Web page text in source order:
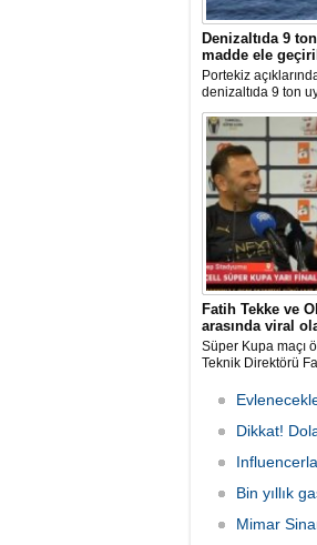
Denizaltıda 9
madde ele
Portekiz
denizaltıda 9 ton
geçirilirken, ülke
uyuşturucu
olarak kayda
gözaltına alındı.
Fatih Tekke ve
arasında viral
Süper Kupa maçı
Teknik Direktörü
Buruk arasında
esprili sohbet
oldu.
Dikkat!
Bin yıllık
Mimar